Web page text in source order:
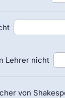
Lehrer nicht
von